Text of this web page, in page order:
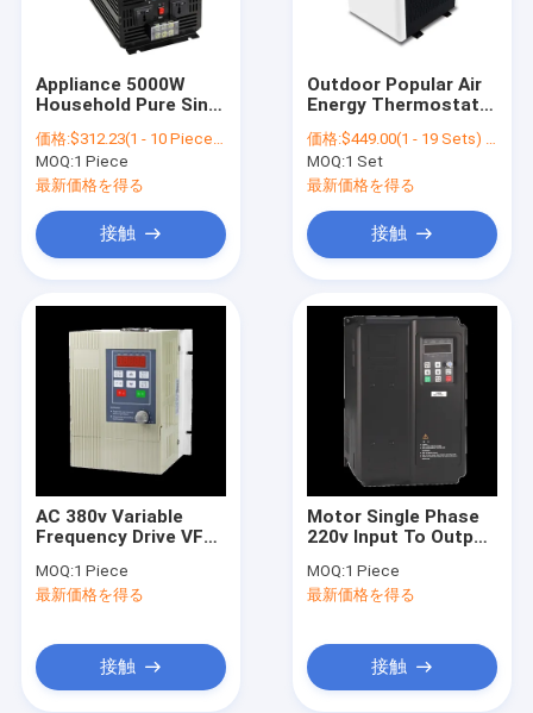
Appliance 5000W
Household Pure Sine
48V 12V Off Grid
100V 120V 220V
60Hz Reliable 50Hz
5000 Watt Power
Efficient Inverter
価格:$312.23(1 - 10 Pieces) $303.22(11 - 50 Pieces) $292.53(51 - 200 Pieces) $277.87(>=201 Pieces)
MOQ:1 Piece
最新価格を得る
接触
Outdoor Popular Air
Energy Thermostat
Pool Heater Inverter
Heat Pump
価格:$449.00(1 - 19 Sets) $418.00(20 - 49 Sets) $363.00(>=50 Sets)
MOQ:1 Set
最新価格を得る
接触
AC 380v Variable
Frequency Drive VFD
Converter Control 3
Phase Inverter
MOQ:1 Piece
最新価格を得る
接触
Motor Single Phase
220v Input To Output
Three Phase
Frequency Converter
MOQ:1 Piece
最新価格を得る
接触